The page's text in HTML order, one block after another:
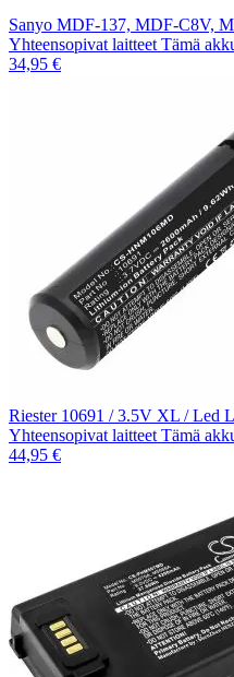
Sanyo MDF-137, MDF-C8V,
Yhteensopivat laitteet Tämä
34,95 €
Riester 10691 / 3.5V XL / Led
Yhteensopivat laitteet Tämä
44,95 €